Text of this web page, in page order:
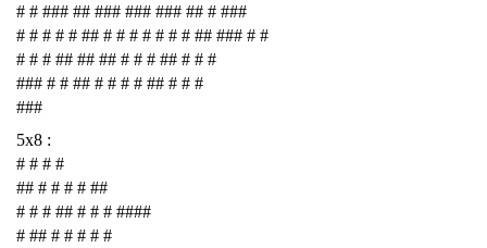
# # ### ## ### ### ### ## # ###
# # # # # ## # # # # # # # ## ### # #
# # # ## ## ## # # # ## # # #
### # # ## # # # # ## # # #
###
5x8 :
# # # #
## # # # # ##
# # # ## # # # ####
# ## # # # # #